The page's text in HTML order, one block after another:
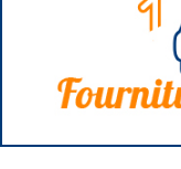
- Entreprise de rénovation
- Entreprise de rénovation
- Entreprise de rénovation
- Entreprise de rénovation
- Entreprise de rénovation
- Entreprise de rénovation